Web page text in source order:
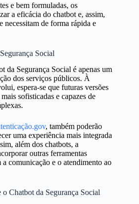
e bem formuladas, os
a eficácia do chatbot e, assim,
necessitam de forma rápida e
Social
da Segurança Social é apenas um
dos serviços públicos. À
espera-se que futuras versões
sofisticadas e capazes de
, também poderão
uma experiência mais integrada
além dos chatbots, a
outras ferramentas
comunicação e o atendimento ao
Chatbot da Segurança Social